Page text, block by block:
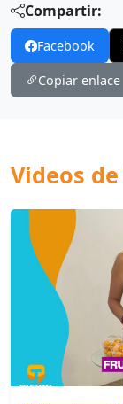
Compartir:
Facebook
Copiar enlace
Videos